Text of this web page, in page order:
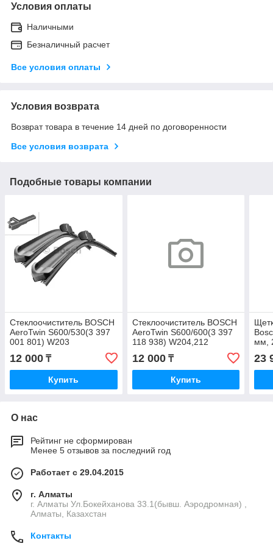
Условия оплаты
Наличными
Безналичный расчет
Все условия оплаты
Условия возврата
Возврат товара в течение 14 дней по договоренности
Все условия возврата
Подобные товары компании
Стеклоочиститель BOSCH
AeroTwin S600/530(3 397
001 801) W203
12 000 ₸
Купить
Стеклоочиститель BOSCH
AeroTwin S600/600(3 397
118 938) W204,212
12 000₸
Купить
мм,
23
О нас
Рейтинг не сформирован
Менее 5 отзывов за последний год
Работает с 29.04.2015
г. Алматы
г. Алматы Ул.Бокейханова 33.1(бывш. Аэродромная) ,
Алматы, Казахстан
Контакты